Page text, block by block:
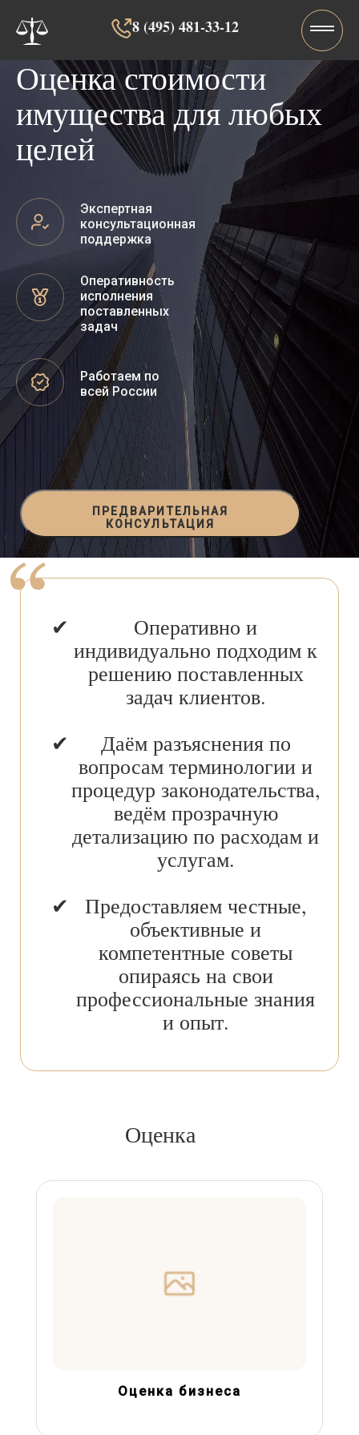
8 (495) 481-33-12‬‬
Оценка стоимости
имущества для любых
целей
Экспертная
консультационная
поддержка
Оперативность
исполнения
поставленных
задач
Работаем по
всей России
ПРЕДВАРИТЕЛЬНАЯ
КОНСУЛЬТАЦИЯ
Оперативно и
индивидуально подходим к
решению поставленных
задач клиентов.
Даём разъяснения по
вопросам терминологии и
процедур законодательства,
ведём прозрачную
детализацию по расходам и
услугам.
Предоставляем честные,
объективные и
компетентные советы
опираясь на свои
профессиональные знания
и опыт.
Оценка
Оценка бизнеса